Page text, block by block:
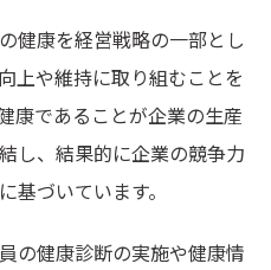
健康を経営戦略の一部とし
上や維持に取り組むことを
康であることが企業の生産
し、結果的に企業の競争力
基づいています。
の健康診断の実施や健康情